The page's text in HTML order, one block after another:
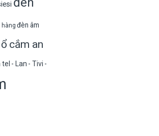
hàng đèn âm
ổ cắm an
- Lan - Tivi -